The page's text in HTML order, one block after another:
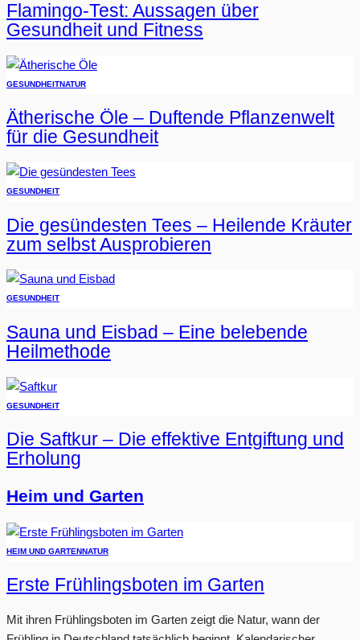
Flamingo-Test: Aussagen über
Gesundheit und Fitness
GESUNDHEITNATUR
Ätherische Öle – Duftende Pflanzenwelt
für die Gesundheit
GESUNDHEIT
Die gesündesten Tees – Heilende Kräuter
zum selbst Ausprobieren
GESUNDHEIT
Sauna und Eisbad – Eine belebende
Heilmethode
GESUNDHEIT
Die Saftkur – Die effektive Entgiftung und
Erholung
Heim und Garten
HEIM UND GARTENNATUR
Erste Frühlingsboten im Garten
Mit ihren Frühlingsboten im Garten zeigt die Natur, wann der